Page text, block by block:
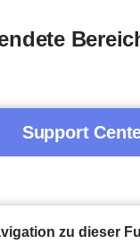
Support
zu dieser